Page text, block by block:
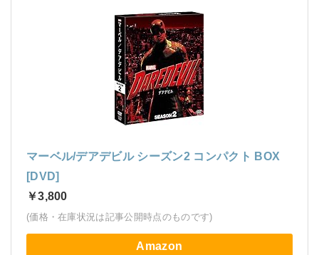
マーベル/デアデビル シーズン2 コンパクト BOX
[DVD]
￥3,800
(価格・在庫状況は記事公開時点のものです)
Amazon